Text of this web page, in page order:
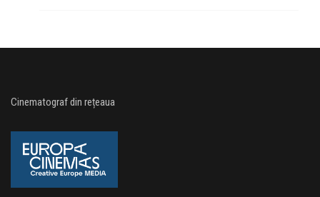
Cinematograf din rețeaua